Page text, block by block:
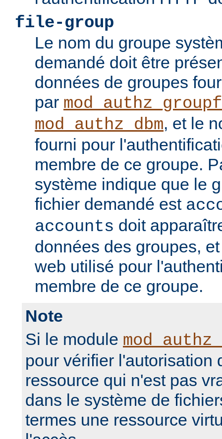
file-group
Le nom du groupe
demandé doit être
données de groupes
par
mod_authz_dbm, et le
fourni pour
membre de ce groupe.
système indique que le
fichier demandé est
accounts doit
données des groupes,
web utilisé pour
membre de ce groupe.
Note
Si le module
pour vérifier l'autorisation
ressource qui n'est pas
dans le système de
termes une ressource